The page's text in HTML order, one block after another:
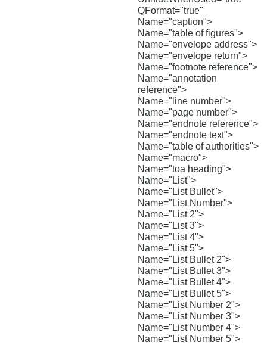
QFormat="true"
Name="caption">
Name="table of figures">
Name="envelope address">
Name="envelope return">
Name="footnote reference">
Name="annotation
reference">
Name="line number">
Name="page number">
Name="endnote reference">
Name="endnote text">
Name="table of authorities">
Name="macro">
Name="toa heading">
Name="List">
Name="List Bullet">
Name="List Number">
Name="List 2">
Name="List 3">
Name="List 4">
Name="List 5">
Name="List Bullet 2">
Name="List Bullet 3">
Name="List Bullet 4">
Name="List Bullet 5">
Name="List Number 2">
Name="List Number 3">
Name="List Number 4">
Name="List Number 5">